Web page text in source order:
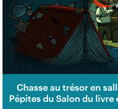
Chasse au trésor en
Pépites du Salon du livre